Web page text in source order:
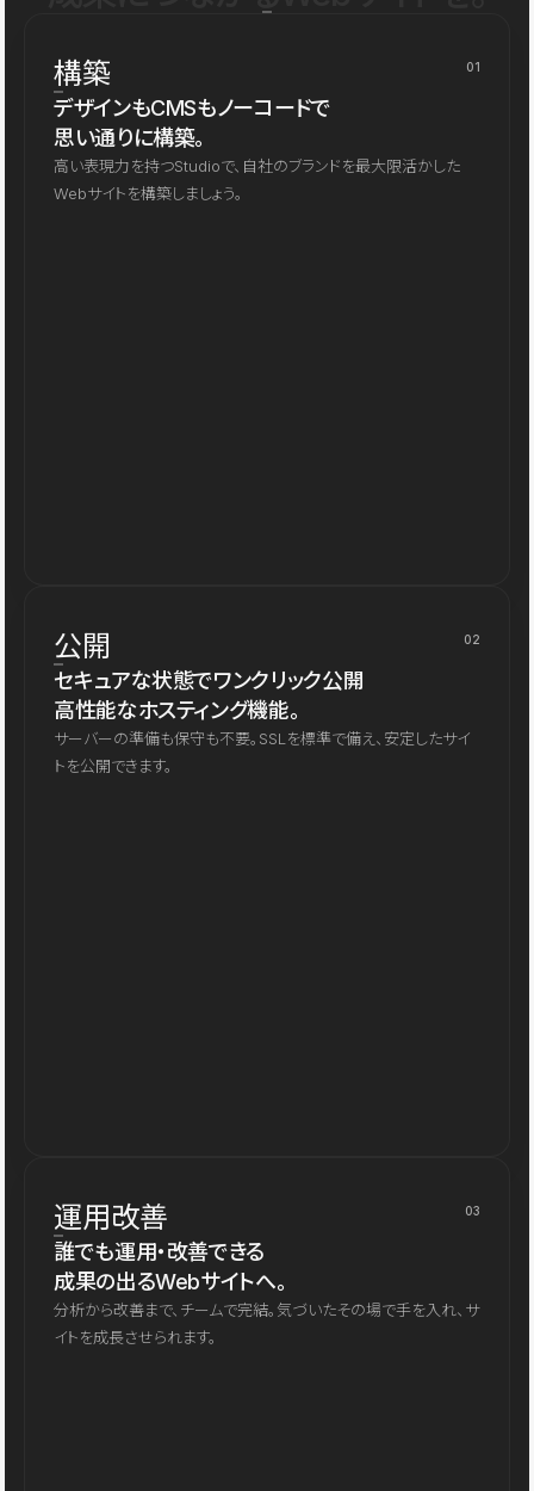
構築 01
デザインもCMSもノーコードで
思い通りに構築。
高い表現力を持つStudioで、自社のブランドを最大限活かした
Webサイトを構築しましょう。
公開 02
セキュアな状態でワンクリック公開
高性能なホスティング機能。
サーバーの準備も保守も不要。SSLを標準で備え、安定したサイ
トを公開できます。
運用改善 03
誰でも運用・改善できる
成果の出るWebサイトへ。
分析から改善まで、チームで完結。気づいたその場で手を入れ、サ
イトを成長させられます。